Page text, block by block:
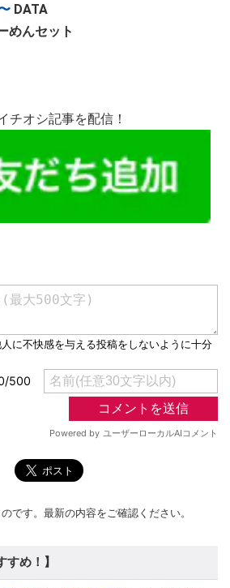
DATA
めんセット
チオシ記事を配信！
です。最新の内容をご確認ください。
すめ！】